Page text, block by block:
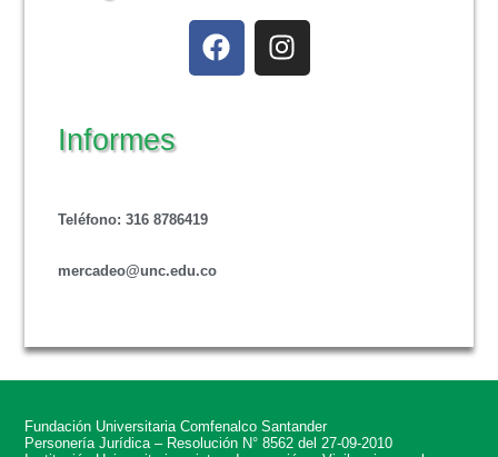
Informes
Teléfono: 316 8786419
mercadeo@unc.edu.co
Fundación Universitaria Comfenalco Santander
Personería Jurídica – Resolución N° 8562 del 27-09-2010